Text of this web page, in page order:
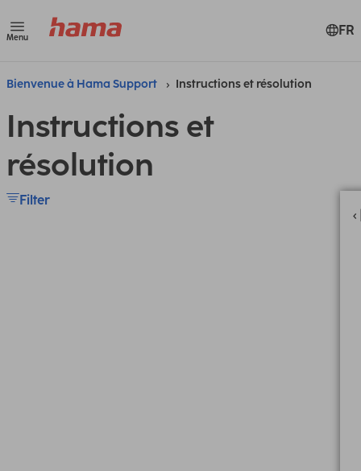
Menu FR
Bienvenue à Hama Support Instructions et résolution
Instructions et
résolution
Filter